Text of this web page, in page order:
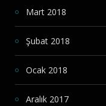
Mart 2018
Şubat 2018
Ocak 2018
Aralık 2017